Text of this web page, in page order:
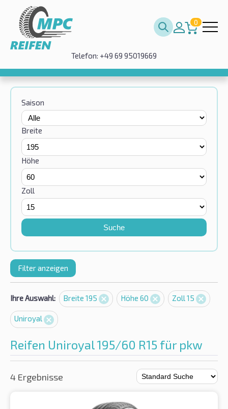
0
Telefon: +49 69 95019669
Saison
Breite
Höhe
Zoll
Suche
Filter anzeigen
Ihre Auswahl: Breite 195 Höhe 60 Zoll 15
Uniroyal
Reifen Uniroyal 195/60 R15 für pkw
4 Ergebnisse